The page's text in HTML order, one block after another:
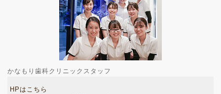
かなもり歯科クリニックスタッフ
HPはこちら